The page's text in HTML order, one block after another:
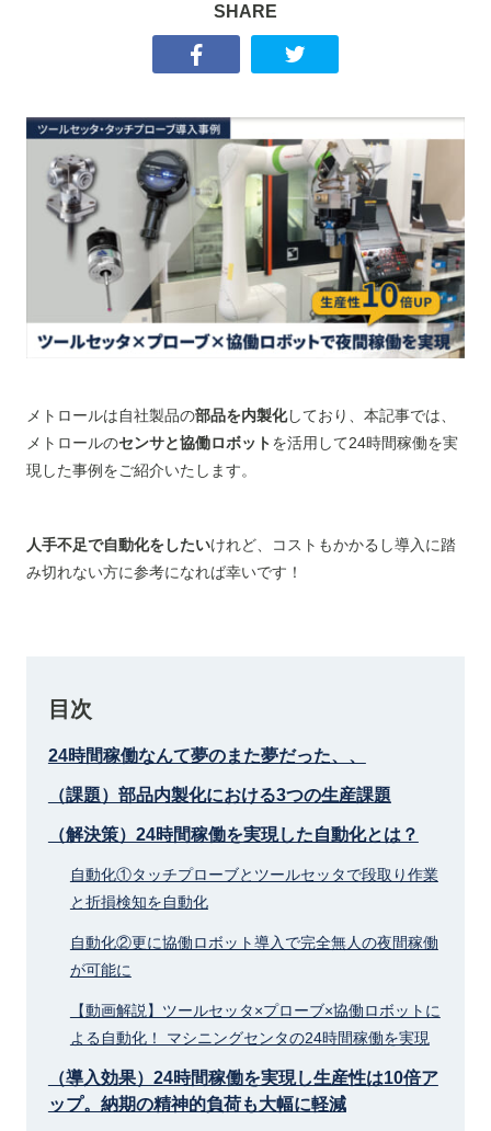
SHARE
メトロールは自社製品の部品を内製化しており、本記事では、
メトロールのセンサと協働ロボットを活用して24時間稼働を実
現した事例をご紹介いたします。
人手不足で自動化をしたいけれど、コストもかかるし導入に踏
み切れない方に参考になれば幸いです！
目次
24時間稼働なんて夢のまた夢だった、、
（課題）部品内製化における3つの生産課題
（解決策）24時間稼働を実現した自動化とは？
自動化①タッチプローブとツールセッタで段取り作業
と折損検知を自動化
自動化②更に協働ロボット導入で完全無人の夜間稼働
が可能に
【動画解説】ツールセッタ×プローブ×協働ロボットに
よる自動化！ マシニングセンタの24時間稼働を実現
（導入効果）24時間稼働を実現し生産性は10倍ア
ップ。納期の精神的負荷も大幅に軽減